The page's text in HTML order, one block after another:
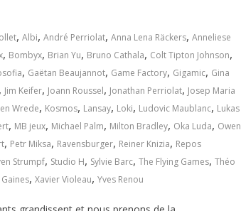
, Albi, André Perriolat, Anna Lena Räckers, Anneliese
, Bombyx, Brian Yu, Bruno Cathala, Colt Tipton Johnson,
, Gaëtan Beaujannot, Game Factory, Gigamic, Gina
, Jim Keifer, Joann Roussel, Jonathan Perriolat, Josep Maria
Wrede, Kosmos, Lansay, Loki, Ludovic Maublanc, Lukas
, MB jeux, Michael Palm, Milton Bradley, Oka Luda, Owen
, Petr Miksa, Ravensburger, Reiner Knizia, Repos
Strumpf, Studio H, Sylvie Barc, The Flying Games, Théo
, Xavier Violeau, Yves Renou